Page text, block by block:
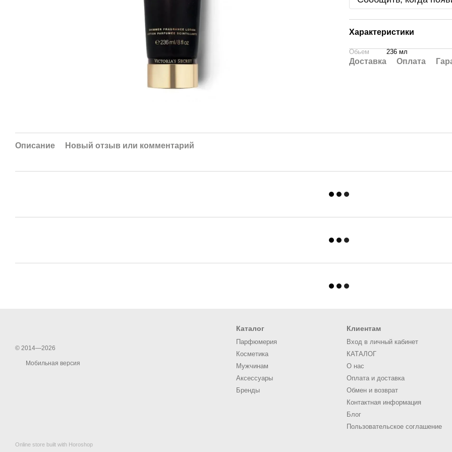
Характеристики
Обьем 236 мл
Доставка Оплата
Описание Новый отзыв или комментарий
© 2014—2026
Мобильная версия
Online store built with Horoshop
Каталог
Парфюмерия
Косметика
Мужчинам
Аксессуары
Бренды
Клиентам
Вход в личный кабинет
КАТАЛОГ
О нас
Оплата и доставка
Обмен и возврат
Контактная информация
Блог
Пользовательское соглашение